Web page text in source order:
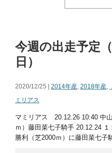
今週の出走予定
日）
2020/12/25 | 2014年産 2018年産
ミリアス
マミリアス 20.12.26 10:40 中
ｍ）藤田菜七子騎手 20.12.24
勝利（芝2000ｍ）に藤田菜七子